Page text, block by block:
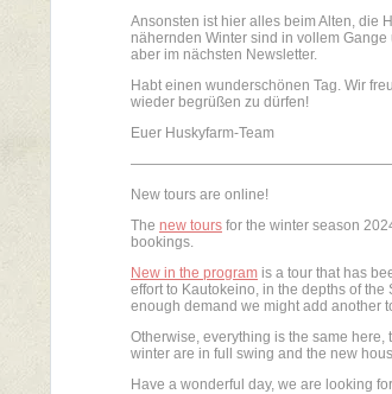
Ansonsten ist hier alles beim Alten, die
nähernden Winter sind in vollem
aber im nächsten Newsletter.
Habt einen wunderschönen Tag. Wir
wieder begrüßen zu dürfen!
Euer Huskyfarm-Team
New tours are online!
The new tours for the winter season
bookings.
New in the program is a tour that has
effort to Kautokeino, in the depths of
enough demand we might add another
Otherwise, everything is the same
winter are in full swing and the new
Have a wonderful day, we are looking